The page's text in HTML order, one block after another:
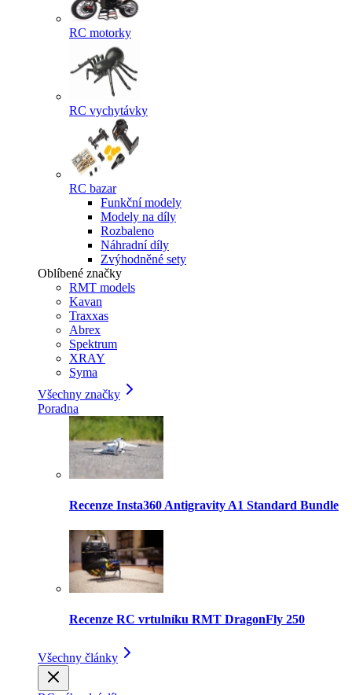
RC motorky
RC vychytávky
RC bazar
Funkční modely
Modely na díly
Rozbaleno
Náhradní díly
Zvýhodněné sety
Oblíbené značky
RMT models
Kavan
Traxxas
Abrex
Spektrum
XRAY
Syma
Všechny značky
Poradna
Recenze Insta360 Antigravity A1 Standard Bundle
Recenze RC vrtulníku RMT DragonFly 250
Všechny články